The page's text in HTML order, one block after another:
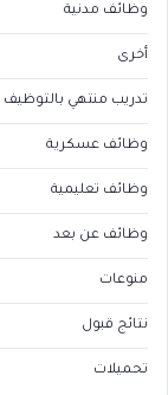
وظائف مدنية
أخرى
تدريب منتهي بالتوظيف
وظائف عسكرية
وظائف تعليمية
وظائف عن بعد
منوعات
نتائج قبول
تحميلات